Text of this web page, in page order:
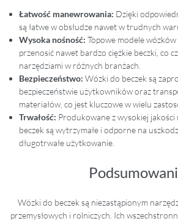
Łatwość manewrowania: Dzięki
są łatwe w obsłudze nawet w trudnych
Wysoka nośność: Topowe modele
przenosić nawet bardzo ciężkie beczki, co
narzędziami w różnych branżach.
Bezpieczeństwo: Wózki do beczek są
bezpieczeństwie użytkowników oraz
materiałów, co jest kluczowe w wielu
Trwałość: Produkowane z wysokiej jakości
beczek są wytrzymałe i odporne na
długotrwałe użytkowanie.
Wózki do beczek są niezastąpionym
przemysłowych i rolniczych. Ich